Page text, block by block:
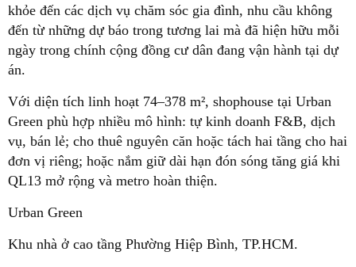
khỏe đến các dịch vụ chăm sóc gia đình, nhu cầu không
đến từ những dự báo trong tương lai mà đã hiện hữu mỗi
ngày trong chính cộng đồng cư dân đang vận hành tại dự
án.
Với diện tích linh hoạt 74–378 m², shophouse tại Urban
Green phù hợp nhiều mô hình: tự kinh doanh F&B, dịch
vụ, bán lẻ; cho thuê nguyên căn hoặc tách hai tầng cho hai
đơn vị riêng; hoặc nắm giữ dài hạn đón sóng tăng giá khi
QL13 mở rộng và metro hoàn thiện.
Urban Green
Khu nhà ở cao tầng Phường Hiệp Bình, TP.HCM.